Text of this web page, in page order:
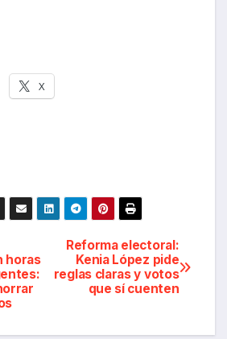
X
Reforma electoral:
Kenia López pide
reglas claras y votos
que sí cuenten
horas